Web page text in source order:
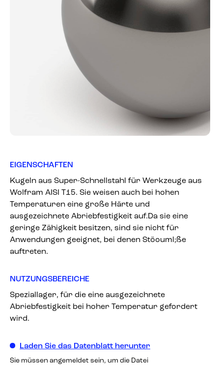
EIGENSCHAFTEN
Kugeln aus Super-Schnellstahl für Werkzeuge aus
Wolfram AISI T15. Sie weisen auch bei hohen
Temperaturen eine große Härte und
ausgezeichnete Abriebfestigkeit auf.Da sie eine
geringe Zähigkeit besitzen, sind sie nicht für
Anwendungen geeignet, bei denen Stöouml;ße
auftreten.
NUTZUNGSBEREICHE
Speziallager, für die eine ausgezeichnete
Abriebfestigkeit bei hoher Temperatur gefordert
wird.
Laden Sie das Datenblatt herunter
Sie müssen angemeldet sein, um die Datei